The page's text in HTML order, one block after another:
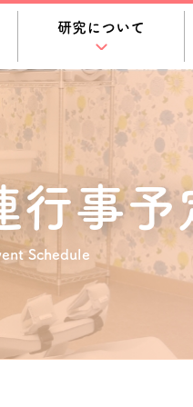
研究について
行事予
Schedule